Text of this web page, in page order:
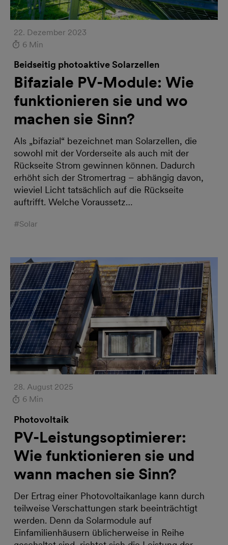
22. Dezember 2023
6 Min
Beidseitig photoaktive Solarzellen
Bifaziale PV-Module: Wie
funktionieren sie und wo
machen sie Sinn?
Als „bifazial“ bezeichnet man Solarzellen, die
sowohl mit der Vorderseite als auch mit der
Rückseite Strom gewinnen können. Dadurch
erhöht sich der Stromertrag – abhängig davon,
wieviel Licht tatsächlich auf die Rückseite
auftrifft. Welche Voraussetz…
#Solar
28. August 2025
6 Min
Photovoltaik
PV-Leistungsoptimierer:
Wie funktionieren sie und
wann machen sie Sinn?
Der Ertrag einer Photovoltaikanlage kann durch
teilweise Verschattungen stark beeinträchtigt
werden. Denn da Solarmodule auf
Einfamilienhäusern üblicherweise in Reihe